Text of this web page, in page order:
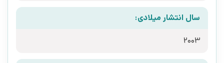
سال انتشار میلادی:
2003